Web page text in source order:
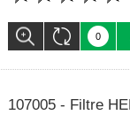
107005 - Filtre